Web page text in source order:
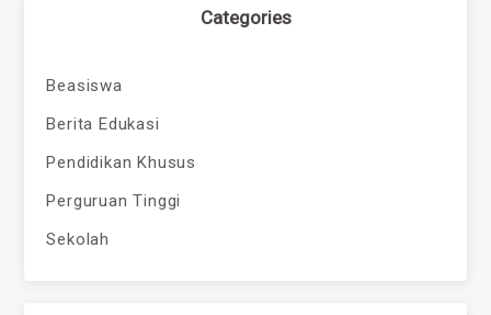
Categories
Beasiswa
Berita Edukasi
Pendidikan Khusus
Perguruan Tinggi
Sekolah